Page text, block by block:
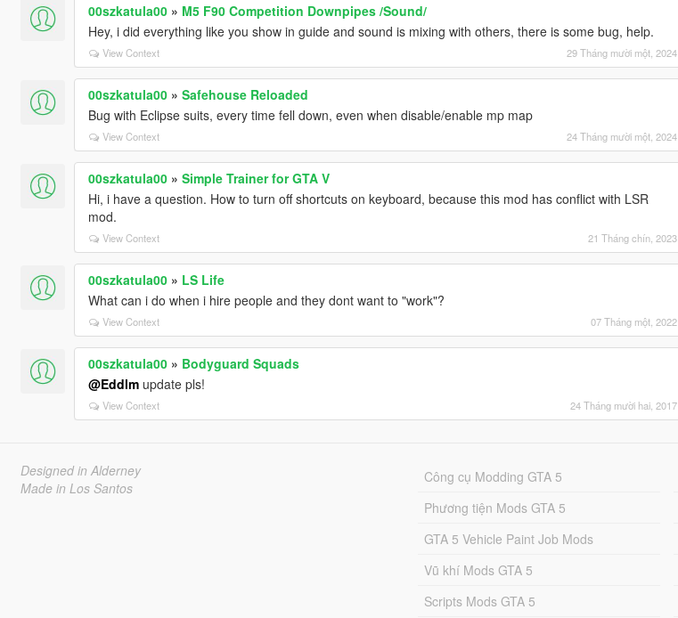
00szkatula00» M5 F90 Competition Downpipes /Sound/
Hey, i did everything like you show in guide and sound is mixing with others, there is some bug, help.
View Context 29 Tháng mười một, 2024
00szkatula00» Safehouse Reloaded
Bug with Eclipse suits, every time fell down, even when disable/enable mp map
View Context 24 Tháng mười một, 2024
00szkatula00» Simple Trainer for GTA V
Hi, i have a question. How to turn off shortcuts on keyboard, because this mod has conflict with LSR
mod.
View Context 21 Tháng chín, 2023
00szkatula00» LS Life
What can i do when i hire people and they dont want to "work"?
View Context 07 Tháng một, 2022
00szkatula00» Bodyguard Squads
@Eddlmupdate pls!
View Context 24 Tháng mười hai, 2017
Designed in Alderney
Made in Los Santos
Công cụ Modding GTA 5
Phương tiện Mods GTA 5
GTA 5 Vehicle Paint Job Mods
Vũ khí Mods GTA 5
Scripts Mods GTA 5